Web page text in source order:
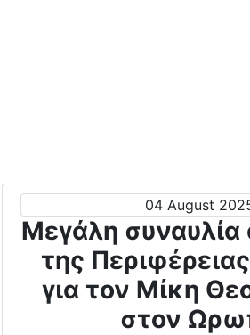
04 August
Μεγάλη
της
για τον Μίκη
στον